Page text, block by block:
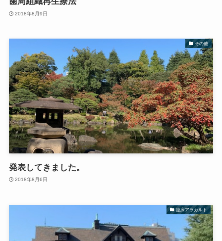
2018年8月9日
その他
発表してきました。
2018年8月6日
臨床アラカルト